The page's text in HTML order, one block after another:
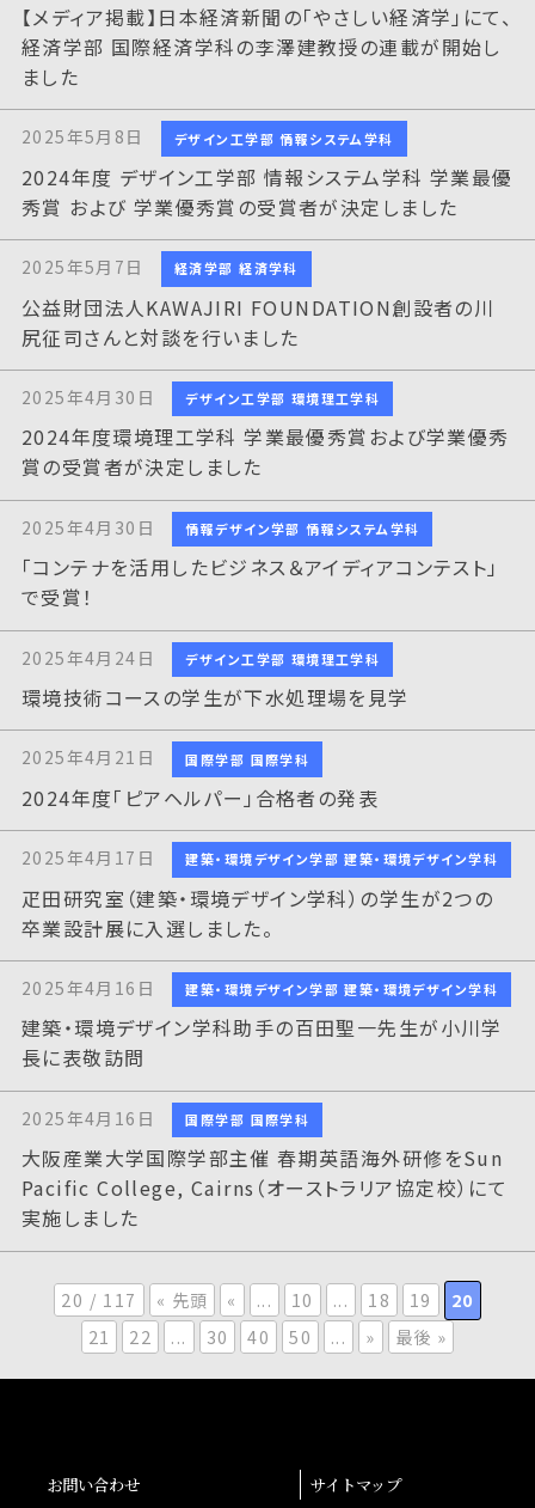
【メディア掲載】日本経済新聞の「やさしい経済学」にて、
経済学部 国際経済学科の李澤建教授の連載が開始し
ました
2025年5月8日 デザイン工学部 情報システム学科
2024年度 デザイン工学部 情報システム学科 学業最優
秀賞 および 学業優秀賞の受賞者が決定しました
2025年5月7日 経済学部 経済学科
公益財団法人KAWAJIRI FOUNDATION創設者の川
尻征司さんと対談を行いました
2025年4月30日 デザイン工学部 環境理工学科
2024年度環境理工学科 学業最優秀賞および学業優秀
賞の受賞者が決定しました
2025年4月30日 情報デザイン学部 情報システム学科
「コンテナを活用したビジネス＆アイディアコンテスト」
で受賞！
2025年4月24日 デザイン工学部 環境理工学科
環境技術コースの学生が下水処理場を見学
2025年4月21日 国際学部 国際学科
2024年度「ピアヘルパー」合格者の発表
2025年4月17日 建築・環境デザイン学部 建築・環境デザイン学科
疋田研究室（建築・環境デザイン学科）の学生が2つの
卒業設計展に入選しました。
2025年4月16日 建築・環境デザイン学部 建築・環境デザイン学科
建築・環境デザイン学科助手の百田聖一先生が小川学
長に表敬訪問
2025年4月16日 国際学部 国際学科
大阪産業大学国際学部主催 春期英語海外研修をSun
Pacific College, Cairns（オーストラリア協定校）にて
実施しました
20 / 117 « 先頭 « ... 10 ... 18 19
20
21
22 ... 30 40 50 ... » 最後 »
お問い合わせ サイトマップ